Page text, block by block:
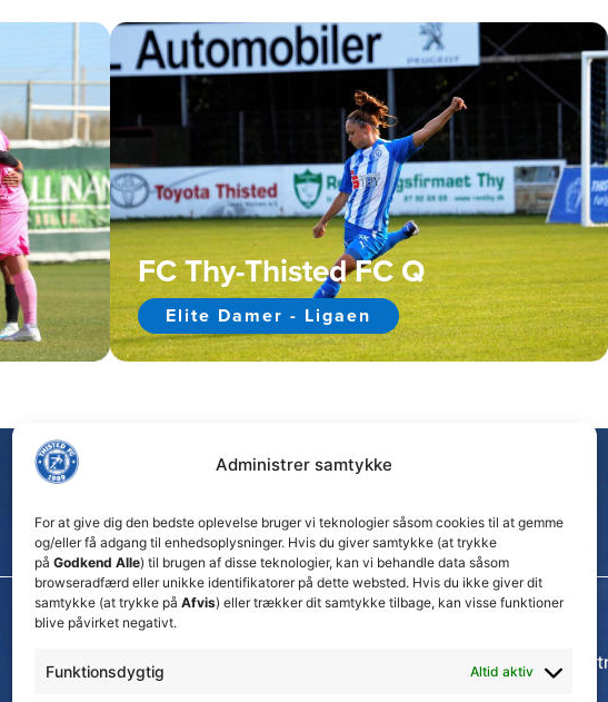
Administrer samtykke
For at give dig den bedste oplevelse bruger vi teknologier såsom cookies til at gemme
og/eller få adgang til enhedsoplysninger. Hvis du giver samtykke (at trykke
på Godkend Alle) til brugen af disse teknologier, kan vi behandle data såsom
browseradfærd eller unikke identifikatorer på dette websted. Hvis du ikke giver dit
samtykke (at trykke på Afvis) eller trækker dit samtykke tilbage, kan visse funktioner
blive påvirket negativt.
Funktionsdygtig Altid aktiv
FC Thy-Thisted FC Q
Elite Damer - Ligaen
Thisted FC tager ansvarlige økonomiske
for at sikre klubbens fremtid